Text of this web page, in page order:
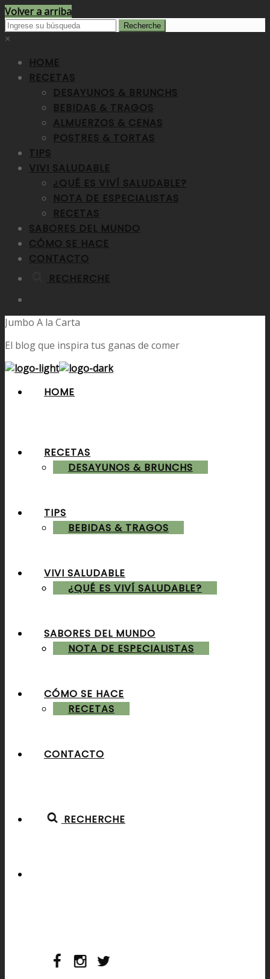
Volver a arriba
×
HOME
RECETAS
DESAYUNOS & BRUNCHS
BEBIDAS & TRAGOS
ALMUERZOS & CENAS
POSTRES & TORTAS
TIPS
VIVI SALUDABLE
¿QUÉ ES VIVÍ SALUDABLE?
NOTA DE ESPECIALISTAS
RECETAS
SABORES DEL MUNDO
CÓMO SE HACE
CONTACTO
RECHERCHE
Jumbo A la Carta
El blog que inspira tus ganas de comer
HOME
RECETAS
DESAYUNOS & BRUNCHS
BEBIDAS & TRAGOS
ALMUERZOS & CENAS
POSTRES & TORTAS
TIPS
VIVI SALUDABLE
¿QUÉ ES VIVÍ SALUDABLE?
NOTA DE ESPECIALISTAS
RECETAS
SABORES DEL MUNDO
CÓMO SE HACE
CONTACTO
RECHERCHE